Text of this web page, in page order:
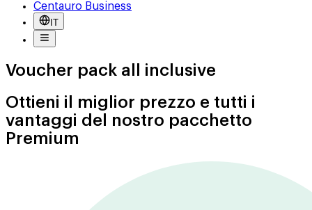
Centauro Business
IT
Voucher pack all inclusive
Ottieni il miglior prezzo e tutti i
vantaggi del nostro pacchetto
Premium